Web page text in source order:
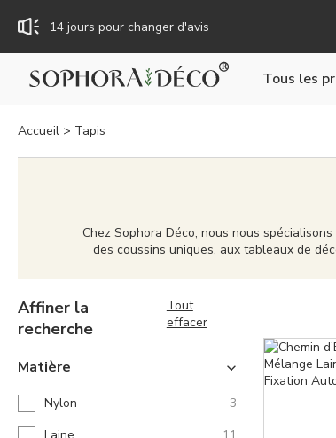
14 jours pour changer d'avis
Livraison gratuite dès 59€
TTC : Prix incluant toutes les taxes, dont la TVA.
Tous les
Accueil > Tapis
Chez Sophora Déco, nous nous
des coussins uniques, aux tableaux de
Affiner la
recherche
Tout
effacer
Matière
Nylon
3